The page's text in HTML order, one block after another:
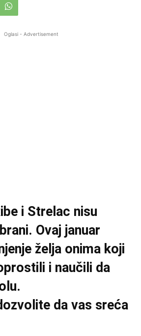
Oglasi - Advertisement
i Strelac nisu
Ovaj januar
želja onima koji
i naučili da
da vas sreća